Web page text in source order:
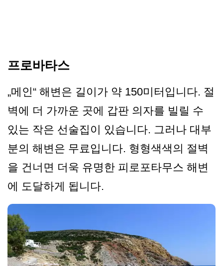
프로바타스
„메인“ 해변은 길이가 약 150미터입니다. 절
벽에 더 가까운 곳에 갑판 의자를 빌릴 수
있는 작은 선술집이 있습니다. 그러나 대부
분의 해변은 무료입니다. 형형색색의 절벽
을 건너면 더욱 유명한 피로포타무스 해변
에 도달하게 됩니다.